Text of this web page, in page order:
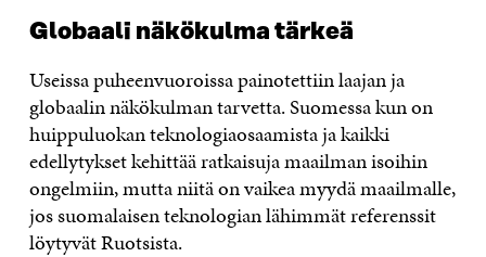
Globaali näkökulma tärkeä
Useissa puheenvuoroissa painotettiin laajan ja
globaalin näkökulman tarvetta. Suomessa kun on
huippuluokan teknologiaosaamista ja kaikki
edellytykset kehittää ratkaisuja maailman isoihin
ongelmiin, mutta niitä on vaikea myydä maailmalle,
jos suomalaisen teknologian lähimmät referenssit
löytyvät Ruotsista.